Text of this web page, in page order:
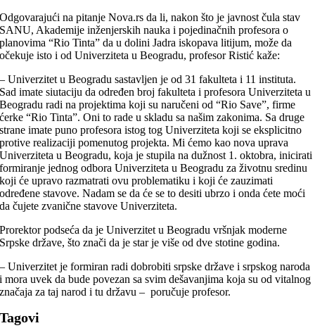
Odgovarajući na pitanje Nova.rs da li, nakon što je javnost čula stav
SANU, Akademije inženjerskih nauka i pojedinačnih profesora o
planovima “Rio Tinta” da u dolini Jadra iskopava litijum, može da
očekuje isto i od Univerziteta u Beogradu, profesor Ristić kaže:
– Univerzitet u Beogradu sastavljen je od 31 fakulteta i 11 instituta.
Sad imate siutaciju da određen broj fakulteta i profesora Univerziteta u
Beogradu radi na projektima koji su naručeni od “Rio Save”, firme
ćerke “Rio Tinta”. Oni to rade u skladu sa našim zakonima. Sa druge
strane imate puno profesora istog tog Univerziteta koji se eksplicitno
protive realizaciji pomenutog projekta. Mi ćemo kao nova uprava
Univerziteta u Beogradu, koja je stupila na dužnost 1. oktobra, inicirati
formiranje jednog odbora Univerziteta u Beogradu za životnu sredinu
koji će upravo razmatrati ovu problematiku i koji će zauzimati
određene stavove. Nadam se da će se to desiti ubrzo i onda ćete moći
da čujete zvanične stavove Univerziteta.
Prorektor podseća da je Univerzitet u Beogradu vršnjak moderne
Srpske države, što znači da je star je više od dve stotine godina.
– Univerzitet je formiran radi dobrobiti srpske države i srpskog naroda
i mora uvek da bude povezan sa svim dešavanjima koja su od vitalnog
značaja za taj narod i tu državu – poručuje profesor.
Tagovi